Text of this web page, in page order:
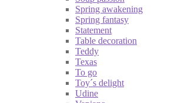
Spring awakening
Spring fantasy
Statement
Table decoration
Teddy
Texas
To go
Toy´s delight
Udine